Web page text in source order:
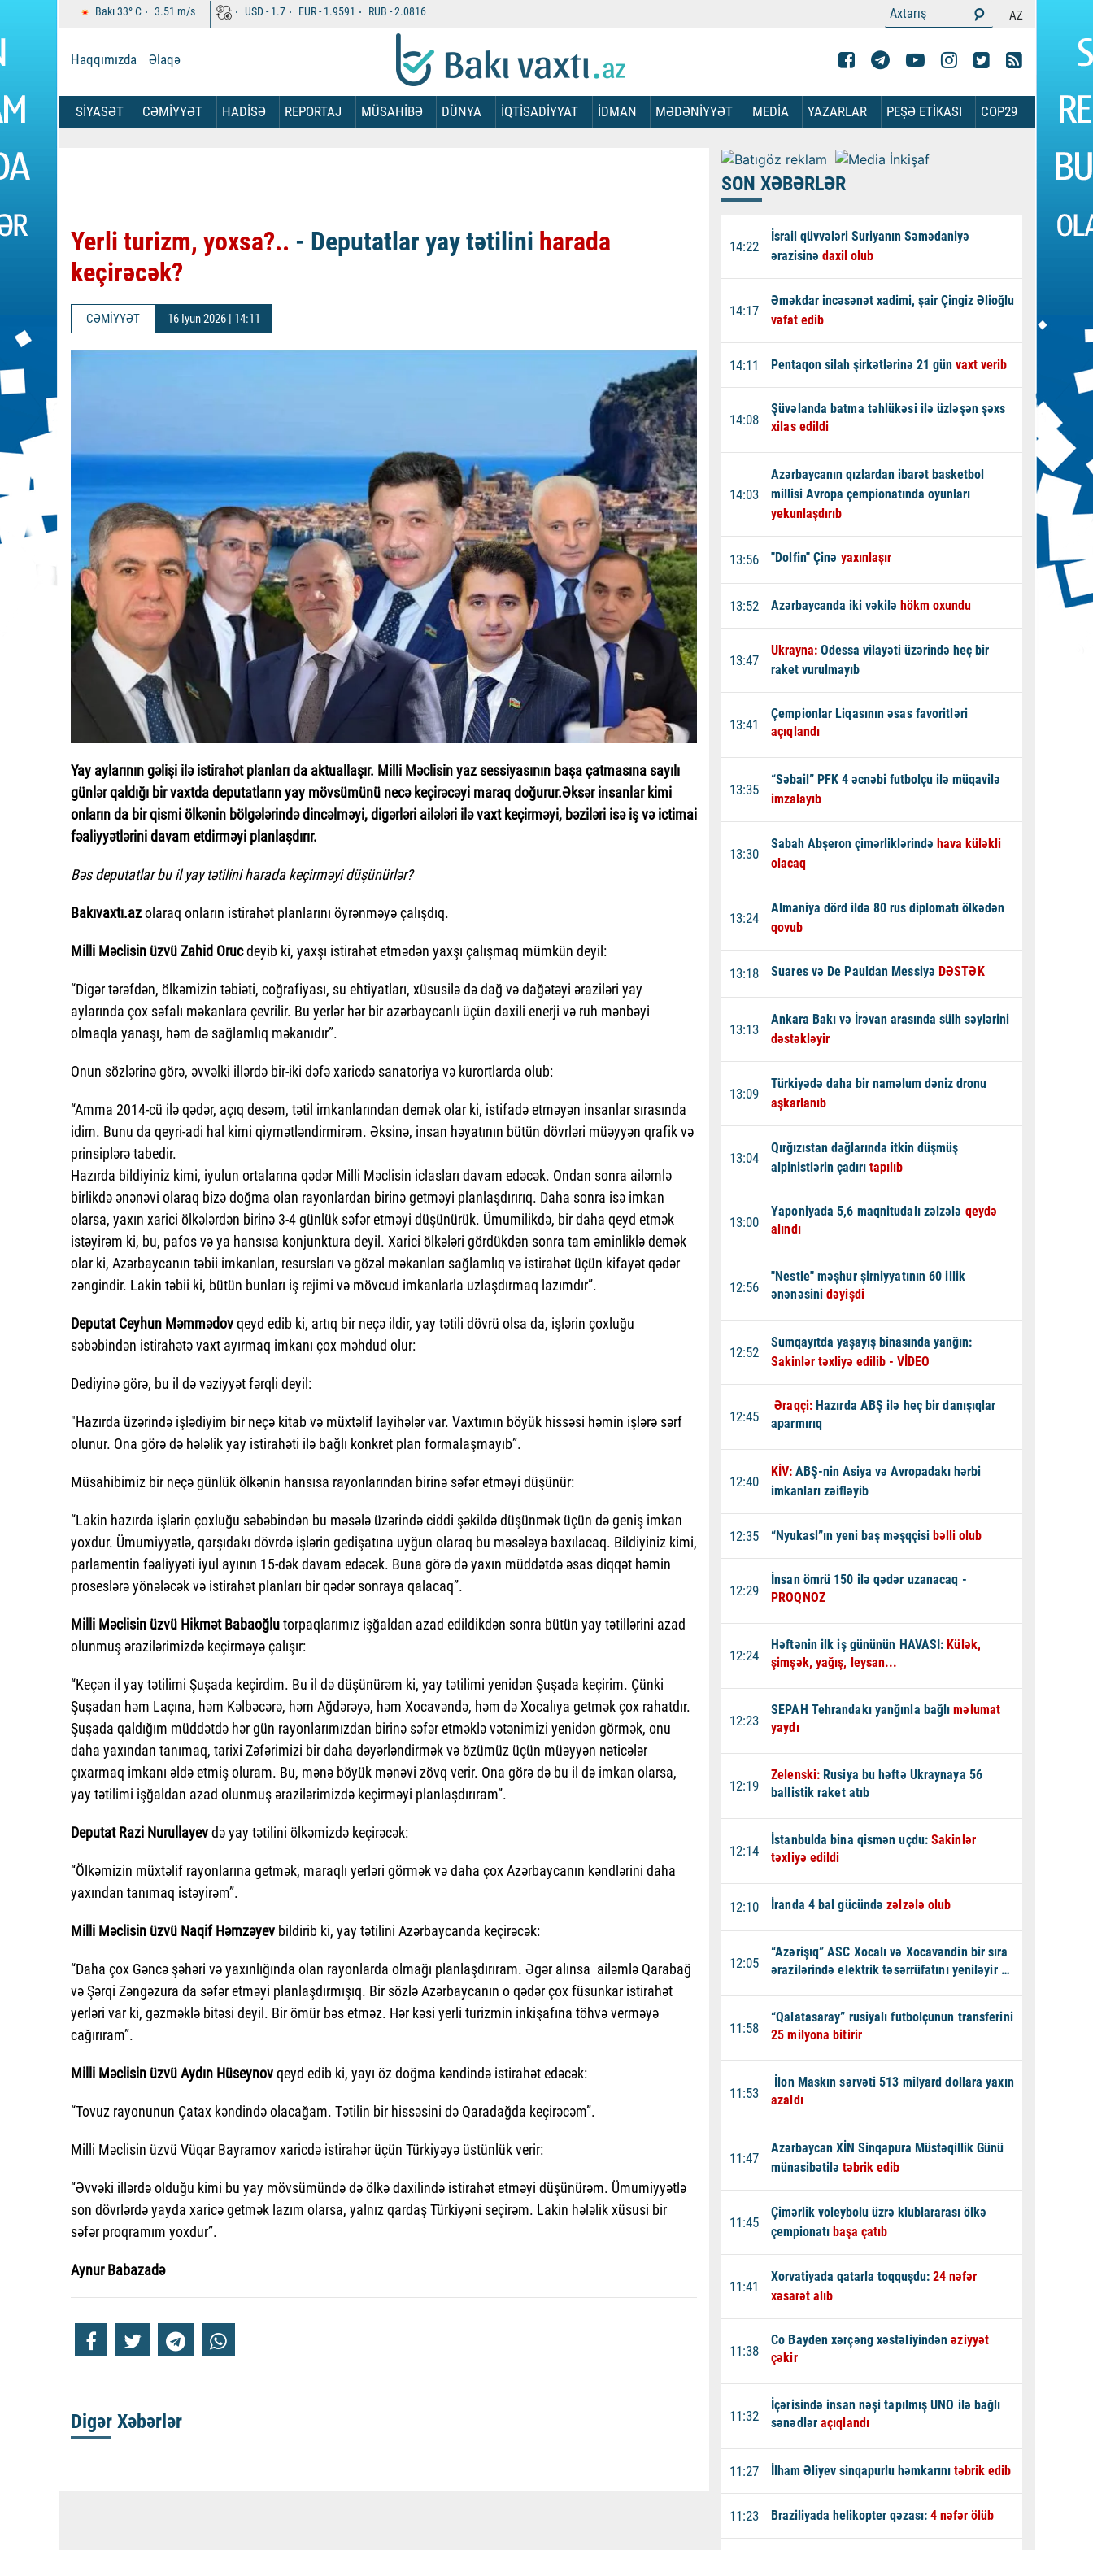
Bakı33°C 3.51 m/s USD -1.7 EUR -1.9591 RUB -2.0816 AZ
Haqqımızda Əlaqə
SİYASƏT CƏMİYYƏT HADİSƏ REPORTAJ MÜSAHİBƏ DÜNYA İQTİSADİYYAT İDMAN MƏDƏNİYYƏT MEDİA YAZARLAR PEŞƏ ETİKASI COP29
Yerli turizm, yoxsa?.. - Deputatlar yay tətilini harada
keçirəcək?
CƏMİYYƏT 16 Iyun 2026 | 14:11
Yay aylarının gəlişi ilə istirahət planları da aktuallaşır. Milli Məclisin yaz sessiyasının başa çatmasına sayılı
günlər qaldığı bir vaxtda deputatların yay mövsümünü necə keçirəcəyi maraq doğurur.Əksər insanlar kimi
onların da bir qismi ölkənin bölgələrində dincəlməyi, digərləri ailələri ilə vaxt keçirməyi, bəziləri isə iş və ictimai
fəaliyyətlərini davam etdirməyi planlaşdırır.
Bəs deputatlar bu il yay tətilini harada keçirməyi düşünürlər?
Bakıvaxtı.azolaraq onların istirahət planlarını öyrənməyə çalışdıq.
Milli Məclisin üzvü Zahid Orucdeyib ki, yaxşı istirahət etmədən yaxşı çalışmaq mümkün deyil:
“Digər tərəfdən, ölkəmizin təbiəti, coğrafiyası, su ehtiyatları, xüsusilə də dağ və dağətəyi əraziləri yay
aylarında çox səfalı məkanlara çevrilir. Bu yerlər hər bir azərbaycanlı üçün daxili enerji və ruh mənbəyi
olmaqla yanaşı, həm də sağlamlıq məkanıdır”.
Onun sözlərinə görə, əvvəlki illərdə bir-iki dəfə xaricdə sanatoriya və kurortlarda olub:
“Amma 2014-cü ilə qədər, açıq desəm, tətil imkanlarından demək olar ki, istifadə etməyən insanlar sırasında
idim. Bunu da qeyri-adi hal kimi qiymətləndirmirəm. Əksinə, insan həyatının bütün dövrləri müəyyən qrafik və
prinsiplərə tabedir.
Hazırda bildiyiniz kimi, iyulun ortalarına qədər Milli Məclisin iclasları davam edəcək. Ondan sonra ailəmlə
birlikdə ənənəvi olaraq bizə doğma olan rayonlardan birinə getməyi planlaşdırırıq. Daha sonra isə imkan
olarsa, yaxın xarici ölkələrdən birinə 3-4 günlük səfər etməyi düşünürük. Ümumilikdə, bir daha qeyd etmək
istəyirəm ki, bu, pafos və ya hansısa konjunktura deyil. Xarici ölkələri gördükdən sonra tam əminliklə demək
olar ki, Azərbaycanın təbii imkanları, resursları və gözəl məkanları sağlamlıq və istirahət üçün kifayət qədər
zəngindir. Lakin təbii ki, bütün bunları iş rejimi və mövcud imkanlarla uzlaşdırmaq lazımdır”.
Deputat Ceyhun Məmmədovqeyd edib ki, artıq bir neçə ildir, yay tətili dövrü olsa da, işlərin çoxluğu
səbəbindən istirahətə vaxt ayırmaq imkanı çox məhdud olur:
Dediyinə görə, bu il də vəziyyət fərqli deyil:
"Hazırda üzərində işlədiyim bir neçə kitab və müxtəlif layihələr var. Vaxtımın böyük hissəsi həmin işlərə sərf
olunur. Ona görə də hələlik yay istirahəti ilə bağlı konkret plan formalaşmayıb”.
Müsahibimiz bir neçə günlük ölkənin hansısa rayonlarından birinə səfər etməyi düşünür:
“Lakin hazırda işlərin çoxluğu səbəbindən bu məsələ üzərində ciddi şəkildə düşünmək üçün də geniş imkan
yoxdur. Ümumiyyətlə, qarşıdakı dövrdə işlərin gedişatına uyğun olaraq bu məsələyə baxılacaq. Bildiyiniz kimi,
parlamentin fəaliyyəti iyul ayının 15-dək davam edəcək. Buna görə də yaxın müddətdə əsas diqqət həmin
proseslərə yönələcək və istirahət planları bir qədər sonraya qalacaq”.
Milli Məclisin üzvü Hikmət Babaoğlutorpaqlarımız işğaldan azad edildikdən sonra bütün yay tətillərini azad
olunmuş ərazilərimizdə keçirməyə çalışır:
“Keçən il yay tətilimi Şuşada keçirdim. Bu il də düşünürəm ki, yay tətilimi yenidən Şuşada keçirim. Çünki
Şuşadan həm Laçına, həm Kəlbəcərə, həm Ağdərəyə, həm Xocavəndə, həm də Xocalıya getmək çox rahatdır.
Şuşada qaldığım müddətdə hər gün rayonlarımızdan birinə səfər etməklə vətənimizi yenidən görmək, onu
daha yaxından tanımaq, tarixi Zəfərimizi bir daha dəyərləndirmək və özümüz üçün müəyyən nəticələr
çıxarmaq imkanı əldə etmiş oluram. Bu, mənə böyük mənəvi zövq verir. Ona görə də bu il də imkan olarsa,
yay tətilimi işğaldan azad olunmuş ərazilərimizdə keçirməyi planlaşdırıram”.
Deputat Razi Nurullayevdə yay tətilini ölkəmizdə keçirəcək:
“Ölkəmizin müxtəlif rayonlarına getmək, maraqlı yerləri görmək və daha çox Azərbaycanın kəndlərini daha
yaxından tanımaq istəyirəm”.
Milli Məclisin üzvü Naqif Həmzəyevbildirib ki, yay tətilini Azərbaycanda keçirəcək:
“Daha çox Gəncə şəhəri və yaxınlığında olan rayonlarda olmağı planlaşdırıram. Əgər alınsa ailəmlə Qarabağ
və Şərqi Zəngəzura da səfər etməyi planlaşdırmışıq. Bir sözlə Azərbaycanın o qədər çox füsunkar istirahət
yerləri var ki, gəzməklə bitəsi deyil. Bir ömür bəs etməz. Hər kəsi yerli turizmin inkişafına töhvə verməyə
cağırıram”.
Milli Məclisin üzvü Aydın Hüseynovqeyd edib ki, yayı öz doğma kəndində istirahət edəcək:
“Tovuz rayonunun Çatax kəndində olacağam. Tətilin bir hissəsini də Qaradağda keçirəcəm”.
Milli Məclisin üzvü Vüqar Bayramov xaricdə istirahər üçün Türkiyəyə üstünlük verir:
“Əvvəki illərdə olduğu kimi bu yay mövsümündə də ölkə daxilində istirahət etməyi düşünürəm. Ümumiyyətlə
son dövrlərdə yayda xaricə getmək lazım olarsa, yalnız qardaş Türkiyəni seçirəm. Lakin hələlik xüsusi bir
səfər proqramım yoxdur”.
Aynur Babazadə
Digər Xəbərlər
SON XƏBƏRLƏR
14:22
İsrail qüvvələri Suriyanın Səmədaniyə
ərazisinə daxil olub
14:17
Əməkdar incəsənət xadimi, şair Çingiz Əlioğlu
vəfat edib
14:11 Pentaqon silah şirkətlərinə 21 günvaxt verib
14:08
Şüvəlanda batma təhlükəsi ilə üzləşən şəxs
xilas edildi
14:03
Azərbaycanın qızlardan ibarət basketbol
millisi Avropa çempionatında oyunları
yekunlaşdırıb
13:56 "Dolfin" Çinə yaxınlaşır
13:52 Azərbaycanda iki vəkiləhökm oxundu
13:47
Ukrayna:Odessa vilayəti üzərində heç bir
raket vurulmayıb
13:41
Çempionlar Liqasının əsas favoritləri
açıqlandı
13:35
“Səbail” PFK 4 əcnəbi futbolçu ilə müqavilə
imzalayıb
13:30
Sabah Abşeron çimərliklərindəhava küləkli
olacaq
13:24
Almaniya dörd ildə 80 rus diplomatı ölkədən
qovub
13:18 Suares və De Pauldan Messiyə DƏSTƏK
13:13
Ankara Bakı və İrəvan arasında sülh səylərini
dəstəkləyir
13:09
Türkiyədə daha bir naməlum dəniz dronu
aşkarlanıb
13:04
Qırğızıstan dağlarında itkin düşmüş
alpinistlərin çadırı tapılıb
13:00
Yaponiyada 5,6 maqnitudalı zəlzələ qeydə
alındı
12:56
"Nestle" məşhur şirniyyatının 60 illik
ənənəsini dəyişdi
12:52
Sumqayıtda yaşayış binasında yanğın:
Sakinlər təxliyə edilib - VİDEO
12:45
Əraqçi: Hazırda ABŞ ilə heç bir danışıqlar
aparmırıq
12:40
KİV:ABŞ-nin Asiya və Avropadakı hərbi
imkanları zəifləyib
12:35 “Nyukasl”ın yeni baş məşqçisibəlli olub
12:29
İnsan ömrü 150 ilə qədər uzanacaq -
PROQNOZ
12:24
Həftənin ilk iş gününün HAVASI: Külək,
şimşək, yağış, leysan...
12:23
SEPAH Tehrandakı yanğınla bağlıməlumat
yaydı
12:19
Zelenski: Rusiya bu həftə Ukraynaya 56
ballistik raket atıb
12:14
İstanbulda bina qismən uçdu:Sakinlər
təxliyə edildi
12:10 İranda 4 bal gücündəzəlzələ olub
12:05
“Azərişıq” ASC Xocalı və Xocavəndin bir sıra
ərazilərində elektrik təsərrüfatını yeniləyir -
11:58
“Qalatasaray” rusiyalı futbolçunun transferini
25 milyona bitirir
11:53
İlon Maskın sərvəti 513 milyard dollara yaxın
azaldı
11:47
Azərbaycan XİN Sinqapura Müstəqillik Günü
münasibətilətəbrik edib
11:45
Çimərlik voleybolu üzrə klublararası ölkə
çempionatıbaşa çatıb
11:41
Xorvatiyada qatarla toqquşdu: 24 nəfər
xəsarət alıb
11:38
Co Bayden xərçəng xəstəliyindən əziyyət
çəkir
11:32
İçərisində insan nəşi tapılmış UNO ilə bağlı
sənədləraçıqlandı
11:27 İlham Əliyev sinqapurlu həmkarını təbrik edib
11:23 Braziliyada helikopter qəzası:4 nəfər ölüb